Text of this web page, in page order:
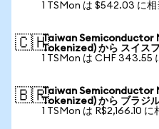
1 TSMon は $542.03 に相
🇨🇭Taiwan Semiconductor
Tokenized) から スイス
1 TSMon は CHF 343.55
🇧🇷Taiwan Semiconductor
Tokenized) から ブラジ
1 TSMon は R$2,166.10 に